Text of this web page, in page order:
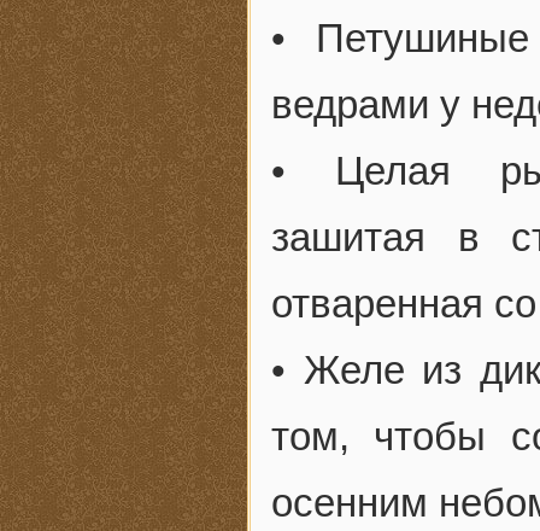
• Петушиные
ведрами у
• Целая
зашитая в
отваренная
• Желе из
том, чтобы
осенним